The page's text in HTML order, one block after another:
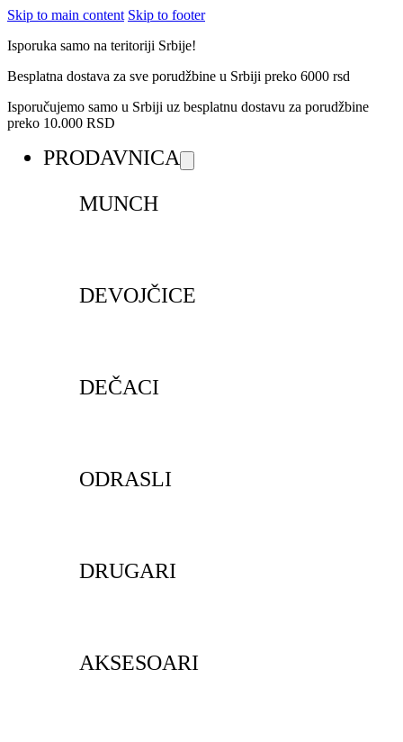
Skip to main content Skip to footer
Isporuka samo na teritoriji Srbije!
Besplatna dostava za sve porudžbine u Srbiji preko 6000 rsd
Isporučujemo samo u Srbiji uz besplatnu dostavu za porudžbine
preko 10.000 RSD
PRODAVNICA
MUNCH
DEVOJČICE
DEČACI
ODRASLI
DRUGARI
AKSESOARI